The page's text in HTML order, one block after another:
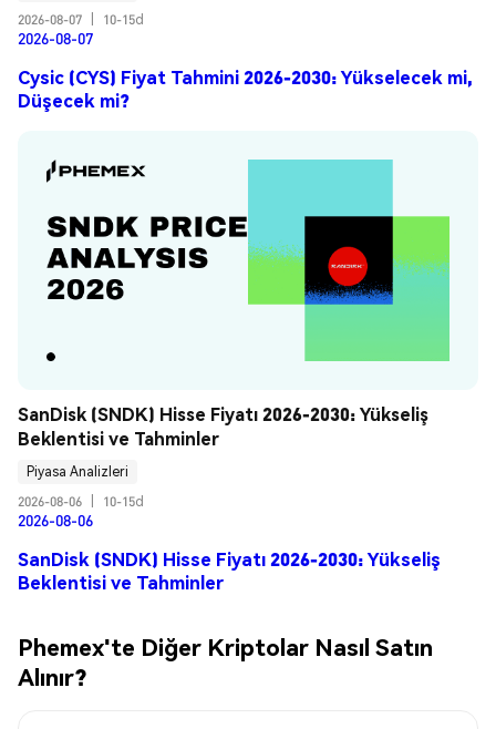
2026-08-07
10-15d
2026-08-07
Cysic (CYS) Fiyat Tahmini 2026-2030: Yükselecek mi,
Düşecek mi?
SanDisk (SNDK) Hisse Fiyatı 2026-2030: Yükseliş
Beklentisi ve Tahminler
Piyasa Analizleri
2026-08-06
10-15d
2026-08-06
SanDisk (SNDK) Hisse Fiyatı 2026-2030: Yükseliş
Beklentisi ve Tahminler
Phemex'te Diğer Kriptolar Nasıl Satın
Alınır?